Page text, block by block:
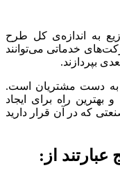
به اندازه‌ی کل طرح
خدماتی می‌توانند
بپردازند.
به دست‌ مشتریان است.
بهترین راه برای ایجاد
که در آن قرار دارید
از: